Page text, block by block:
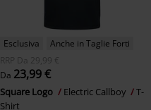
Esclusiva
Anche in Taglie Forti
RRP
Da 29,99 €
Da 23,99 €
Square Logo Electric Callboy
T-
Shirt